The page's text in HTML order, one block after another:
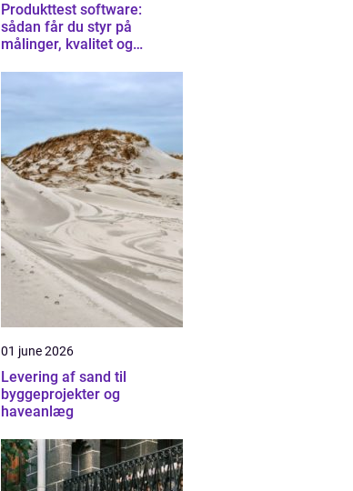
Produkttest software:
sådan får du styr på
målinger, kvalitet og
01 june 2026
Levering af sand til
byggeprojekter og
haveanlæg